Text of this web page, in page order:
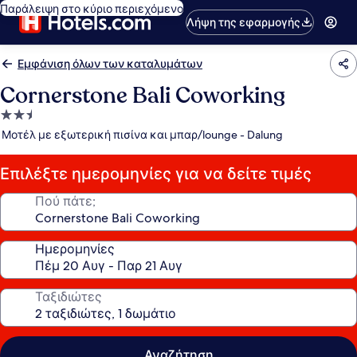
Παράλειψη στο κύριο περιεχόμενο
Λήψη της εφαρμογής
Εμφάνιση όλων των καταλυμάτων
Cornerstone Bali Coworking
Κατάλυμα
με
αστέρια
Μοτέλ με εξωτερική πισίνα και μπαρ/lounge - Dalung
Επιλέξτε ημερομηνίες για να δείτε τιμές
Πού πάτε;
Ημερομηνίες
Ταξιδιώτες